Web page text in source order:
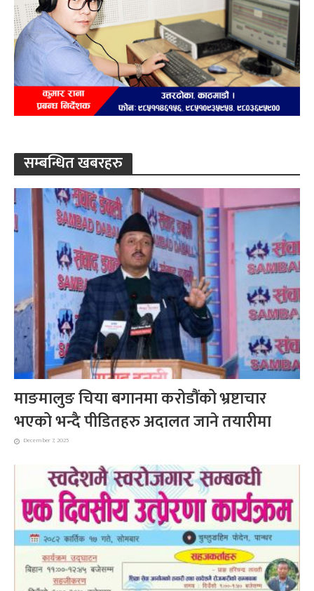
सम्बन्धित खबरहरु
माङमालुङ चिया बगानमा करोडौंको भ्रष्टाचार
भएको भन्दै पीडितहरु अदालत जाने तयारीमा
December 7, 2025